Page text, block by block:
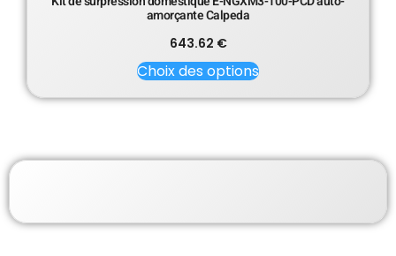
amorçante Calpeda
643.62 €
Choix des options